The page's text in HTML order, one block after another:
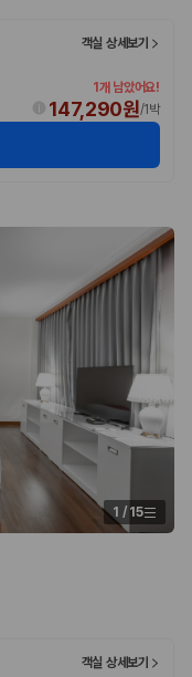
객실 상세보기
1개 남았어요!
147,290원/1박
1 / 15
객실 상세보기